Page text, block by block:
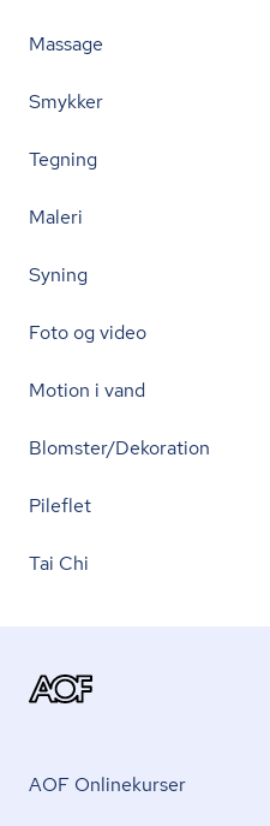
Massage
Smykker
Tegning
Maleri
Syning
Foto og video
Motion i vand
Blomster/Dekoration
Pileflet
Tai Chi
AOF Onlinekurser